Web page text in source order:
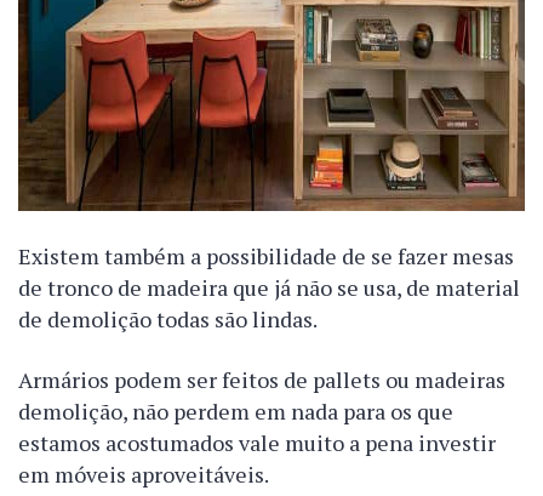
Existem também a possibilidade de se fazer mesas
de tronco de madeira que já não se usa, de material
de demolição todas são lindas.
Armários podem ser feitos de pallets ou madeiras
demolição, não perdem em nada para os que
estamos acostumados vale muito a pena investir
em móveis aproveitáveis.